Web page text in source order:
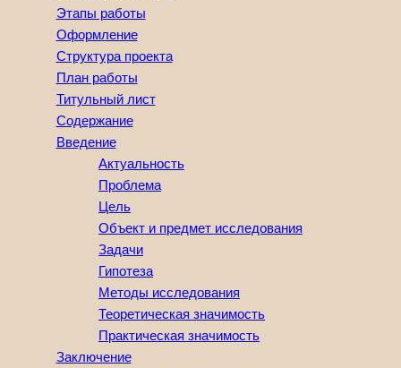
Этапы работы
Оформление
Структура проекта
План работы
Титульный лист
Содержание
Введение
Актуальность
Проблема
Цель
Объект и предмет исследования
Задачи
Гипотеза
Методы исследования
Теоретическая значимость
Практическая значимость
Заключение